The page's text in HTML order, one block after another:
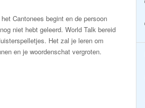
Cantonees begint en de persoon
niet hebt geleerd. World Talk bereid
Het zal je leren om
en je woordenschat vergroten.